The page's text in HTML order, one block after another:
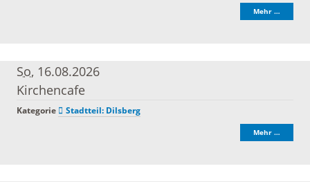
Mehr …
So, 16.08.2026
Kirchencafe
Kategorie Stadtteil: Dilsberg
Mehr …